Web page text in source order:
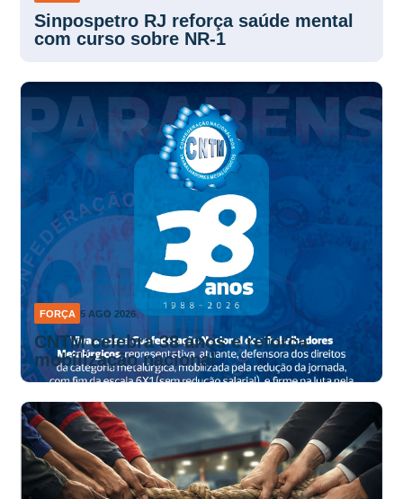
Sinpospetro RJ reforça saúde mental
com curso sobre NR-1
FORÇA 5 AGO 2026
CNTM celebra 38 anos e reforça
mobilização nacional